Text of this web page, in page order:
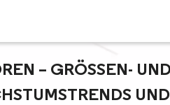
– GRÖSSEN- UND M
UND